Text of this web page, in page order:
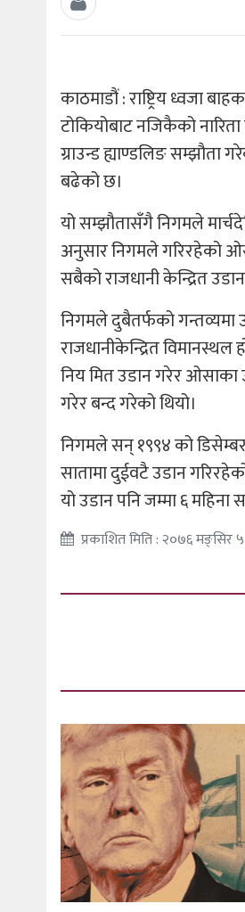
काठमाडौं : राष्ट्रिय ध्वजा
टोकियोबाट नजिकैको
ग्राउन्ड ह्याण्डलिङ सम्झौता
बढेको छ।
यो सम्झौतासँगै निगमले
अनुसार निगमले गरिरहेको
सबैको राजधानी केन्द्रित
निगमले दुबैतर्फको गन्तव्यमा
राजधानीकेन्द्रित
निय मित उडान गरेर ओसाका
गरेर बन्द गरेको थियो।
निगमले सन् १९९४ को
सातामा दुईवटै उडान
यो उडान पनि जम्मा ६
प्रकाशित मिति : २०७६ मङ्सिर